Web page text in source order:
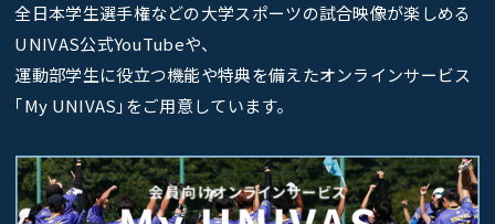
全日本学生選手権などの大学スポーツの試合映像が楽しめる
UNIVAS公式YouTubeや、
運動部学生に役立つ機能や特典を備えたオンラインサービス
｢My UNIVAS｣をご用意しています。